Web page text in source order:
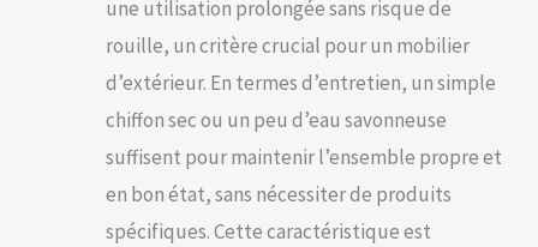
une utilisation prolongée sans risque de
rouille, un critère crucial pour un mobilier
d’extérieur. En termes d’entretien, un simple
chiffon sec ou un peu d’eau savonneuse
suffisent pour maintenir l’ensemble propre et
en bon état, sans nécessiter de produits
spécifiques. Cette caractéristique est